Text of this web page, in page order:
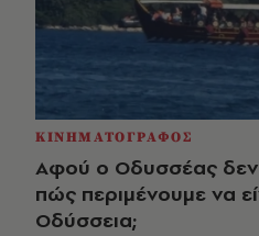
ΚΙΝΗΜΑΤΟΓΡΑΦΟΣ
Αφού ο Οδυσσέας δεν
πώς περιμένουμε να
Οδύσσεια;